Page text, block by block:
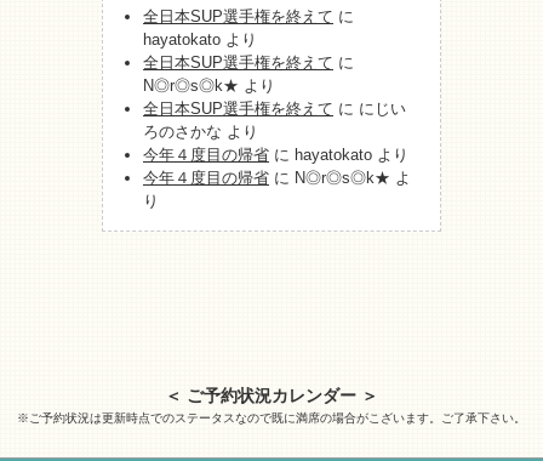
全日本SUP選手権を終えて に
hayatokato より
全日本SUP選手権を終えて に
N◎r◎s◎k★ より
全日本SUP選手権を終えて に にじい
ろのさかな より
今年４度目の帰省 に hayatokato より
今年４度目の帰省 に N◎r◎s◎k★ よ
り
＜ ご予約状況カレンダー ＞
※ご予約状況は更新時点でのステータスなので既に満席の場合がこざいます。ご了承下さい。